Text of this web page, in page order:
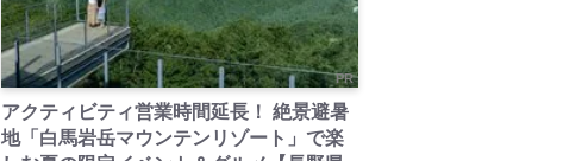
PR
アクティビティ営業時間延長！ 絶景避暑
地「白馬岩岳マウンテンリゾート」で楽